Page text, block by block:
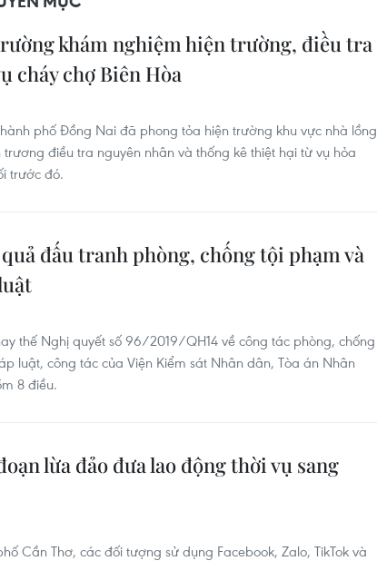
khám nghiệm hiện trường, điều tra
cháy chợ Biên Hòa
phố Đồng Nai đã phong tỏa hiện trường khu vực nhà lồng
trương điều tra nguyên nhân và thống kê thiệt hại từ vụ hỏa
trước đó.
đấu tranh phòng, chống tội phạm và
thế Nghị quyết số 96/2019/QH14 về công tác phòng, chống
luật, công tác của Viện Kiểm sát Nhân dân, Tòa án Nhân
8 điều.
lừa đảo đưa lao động thời vụ sang
Cần Thơ, các đối tượng sử dụng Facebook, Zalo, TikTok và